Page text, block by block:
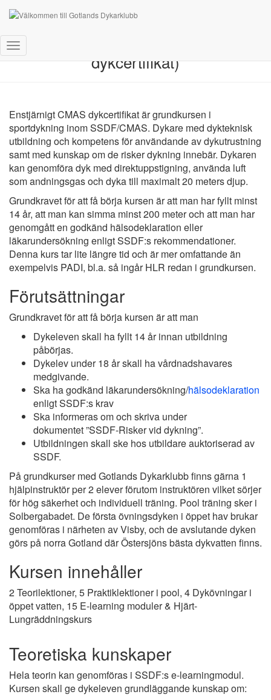
Toggle
dykcertifikat)
Enstjärnigt CMAS dykcertifikat är grundkursen i
sportdykning inom SSDF/CMAS. Dykare med dykteknisk
utbildning och kompetens för användande av dykutrustning
samt med kunskap om de risker dykning innebär. Dykaren
kan genomföra dyk med direktuppstigning, använda luft
som andningsgas och dyka till maximalt 20 meters djup.
Grundkravet för att få börja kursen är att man har fyllt minst
14 år, att man kan simma minst 200 meter och att man har
genomgått en godkänd hälsodeklaration eller
läkarundersökning enligt SSDF:s rekommendationer.
Denna kurs tar lite längre tid och är mer omfattande än
exempelvis PADI, bl.a. så ingår HLR redan i grundkursen.
Förutsättningar
Grundkravet för att få börja kursen är att man
Dykeleven skall ha fyllt 14 år innan utbildning
påbörjas.
Dykelev under 18 år skall ha vårdnadshavares
medgivande.
Ska ha godkänd läkarundersökning/hälsodeklaration
enligt SSDF:s krav
Ska informeras om och skriva under
dokumentet ”SSDF-Risker vid dykning”.
Utbildningen skall ske hos utbildare auktoriserad av
SSDF.
På grundkurser med Gotlands Dykarklubb finns gärna 1
hjälpinstruktör per 2 elever förutom instruktören vilket sörjer
för hög säkerhet och individuell träning. Pool träning sker i
Solbergabadet. De första övningsdyken i öppet hav brukar
genomföras i närheten av Visby, och de avslutande dyken
görs på norra Gotland där Östersjöns bästa dykvatten finns.
Kursen innehåller
2 Teorilektioner, 5 Praktiklektioner i pool, 4 Dykövningar i
öppet vatten, 15 E-learning moduler & Hjärt-
Lungräddningskurs
Teoretiska kunskaper
Hela teorin kan genomföras i SSDF:s e-learningmodul.
Kursen skall ge dykeleven grundläggande kunskap om: